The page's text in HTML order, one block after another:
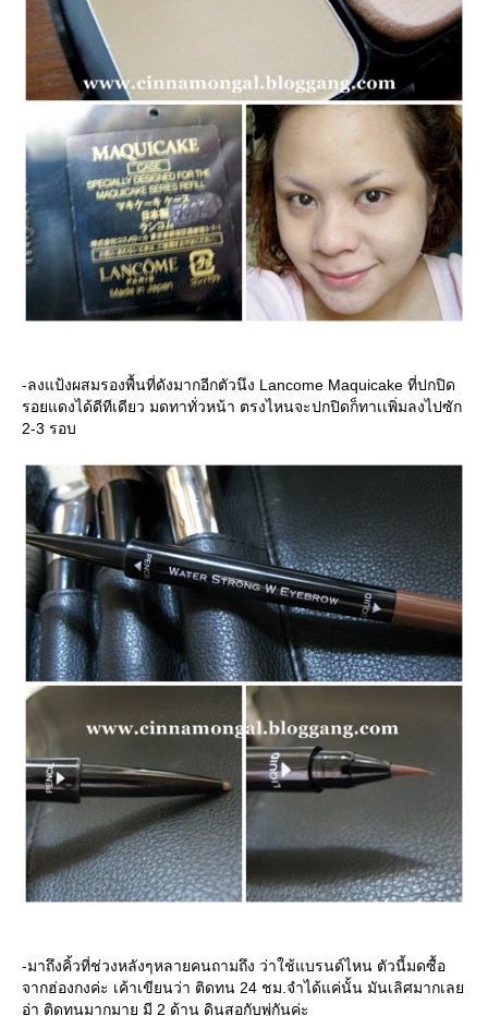
-ลงแป้งผสมรองพื้นที่ดังมากอีกตัวนึง Lancome Maquicake ที่ปกปิด
รอยแดงได้ดีทีเดียว มดทาทั่วหน้า ตรงไหนจะปกปิดก็ทาเเพิ่มลงไปซัก
2-3 รอบ
-มาถึงคิ้วที่ช่วงหลังๆหลายคนถามถึง ว่าใช้แบรนด์ไหน ตัวนี้มดซื้อ
จากฮ่องกงค่ะ เค้าเขียนว่า ติดทน 24 ชม.จำได้แค่นั้น มันเลิศมากเล
อ่า ติดทนมากมาย มี 2 ด้าน ดินสอกับพู่กันค่ะ